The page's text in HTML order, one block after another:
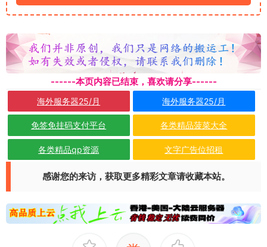
------本页内容已结束，喜欢请分享------
海外服务器25/月 海外服务器25/月
免签免挂码支付平台 各类精品菠菜大全
各类精品qp资源 文字广告位招租
感谢您的来访，获取更多精彩文章请收藏本站。